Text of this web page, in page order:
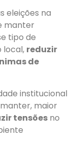
eleições na
manter
tipo de
local, reduzir
de
institucional
maior
tensões no